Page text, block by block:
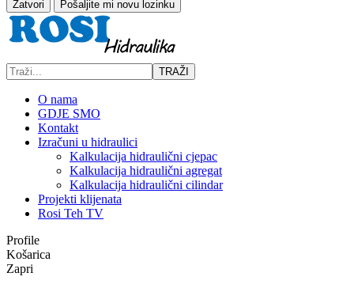
Zatvori Pošaljite mi novu lozinku
TRAŽI
O nama
GDJE SMO
Kontakt
Izračuni u hidraulici
Kalkulacija hidraulični cjepac
Kalkulacija hidraulični agregat
Kalkulacija hidraulični cilindar
Projekti klijenata
Rosi Teh TV
Profile
Košarica
Zapri